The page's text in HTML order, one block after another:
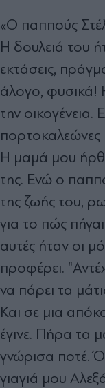
«Ο παππούς
Η δουλειά του
εκτάσεις,
άλογο, φυσικά!
την οικογένεια.
πορτοκαλεώνες
Η μαμά μου
της. Ενώ ο
της ζωής του,
για το πώς
αυτές ήταν οι
προφέρει.
να πάρει τα
Και σε μια
έγινε. Πήρα τα
γνώρισα ποτέ.
γιαγιά μου